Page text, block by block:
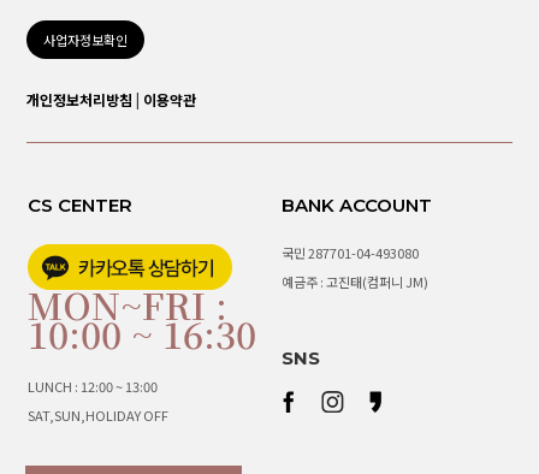
사업자정보확인
개인정보처리방침 이용약관
CS CENTER
MON~FRI :
10:00 ~ 16:30
LUNCH : 12:00 ~ 13:00
SAT,SUN,HOLIDAY OFF
BANK ACCOUNT
국민 287701-04-493080
예금주 : 고진태(컴퍼니 JM)
SNS